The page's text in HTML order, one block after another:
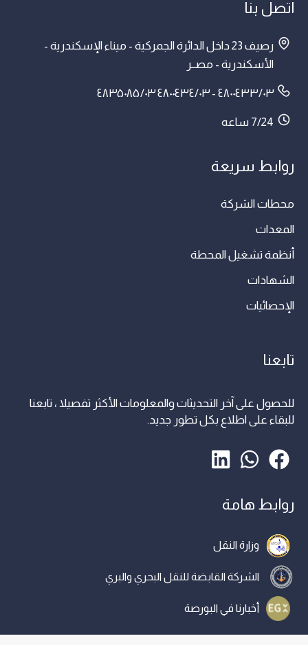
اتصل بنا
رصيف 23 داخل الدائرة الجمركية - ميناء الإسكندرية -
الأسكندرية - مصــر
۰۳/٤۸۰۰٤۳۳ - ۰۳/٤۸۰۰٤۳٤ ۰۳/٤۸۳۵۰۸۵
7/24 ساعه
روابط سريعة
محطات الشركة
المعدات
أنظمة تشغيل المحطة
الشهادات
الإحصائيات
تابعنا
للحصول على آخر التحديثات والمعلومات الأكثر تفصيلا ، تابعنا
للبقاء على اطلاع بكل تطور جديد.
روابط هامة
وزارة النقل
الشركة القابضة للنقل البحري والبري
أخبارنا في البورصة